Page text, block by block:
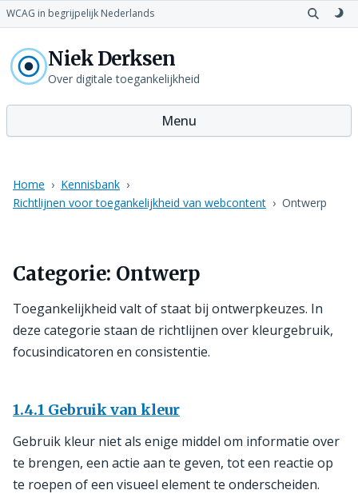
WCAG in begrijpelijk Nederlands
Open
Niek Derksen
Over digitale toegankelijkheid
Menu
Home
Kennisbank
Richtlijnen voor toegankelijkheid van webcontent
Ontwerp
Categorie: Ontwerp
Toegankelijkheid valt of staat bij ontwerpkeuzes. In
deze categorie staan de richtlijnen over kleurgebruik,
focusindicatoren en consistentie.
Resultaten
1.4.1 Gebruik van kleur
Gebruik kleur niet als enige middel om informatie over
te brengen, een actie aan te geven, tot een reactie op
te roepen of een visueel element te onderscheiden.